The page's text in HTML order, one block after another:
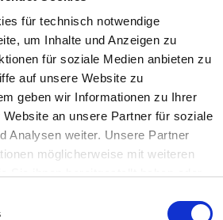
für technisch notwendige
um Inhalte und Anzeigen zu
für soziale Medien anbieten zu
auf unsere Website zu
geben wir Informationen zu Ihrer
an unsere Partner für soziale
Analysen weiter. Unsere Partner
möglicherweise mit weiteren
Schaf Weihnachten
© &™AARDMAN ANIMATIONS LTD (2025).
ALL RIGHTS RESERVED.